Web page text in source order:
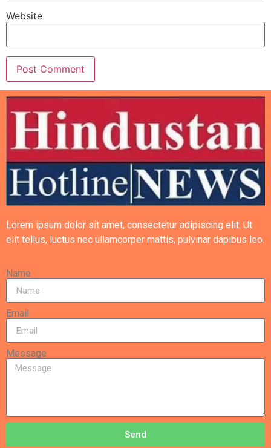
Website
Lorem ipsum dolor sit amet, consectetur adipiscing elit. Ut
elit tellus, luctus nec ullamcorper mattis, pulvinar dapibus leo.
Name
Email
Message
Send